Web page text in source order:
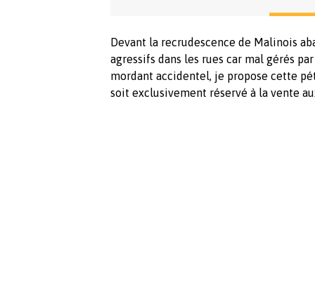
Devant la recrudescence de Malinois
agressifs dans les rues car mal gérés
mordant accidentel, je propose cette
soit exclusivement réservé à la vente